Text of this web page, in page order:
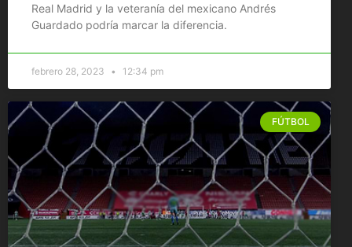
Real Madrid y la veteranía del mexicano Andrés
Guardado podría marcar la diferencia.
febrero 28, 2023 12:34 pm
FÚTBOL